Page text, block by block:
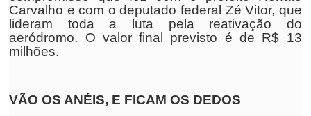
Carvalho e com o deputado federal Zé Vitor, que
lideram toda a luta pela reativação do
aeródromo. O valor final previsto é de R$ 13
milhões.
VÃO OS ANÉIS, E FICAM OS DEDOS